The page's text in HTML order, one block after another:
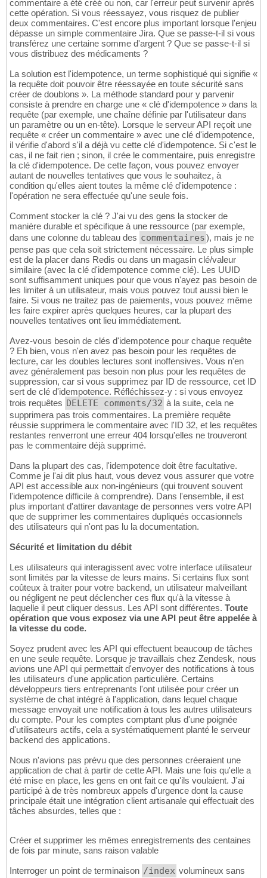
commentaire a été créé ou non, car l'erreur peut survenir après
cette opération. Si vous réessayez, vous risquez de publier
deux commentaires. C'est encore plus important lorsque l'enjeu
dépasse un simple commentaire Jira. Que se passe-t-il si vous
transférez une certaine somme d'argent ? Que se passe-t-il si
vous distribuez des médicaments ?
La solution est l'idempotence, un terme sophistiqué qui signifie «
la requête doit pouvoir être réessayée en toute sécurité sans
créer de doublons ». La méthode standard pour y parvenir
consiste à prendre en charge une « clé d'idempotence » dans la
requête (par exemple, une chaîne définie par l'utilisateur dans
un paramètre ou un en-tête). Lorsque le serveur API reçoit une
requête « créer un commentaire » avec une clé d'idempotence,
il vérifie d'abord s'il a déjà vu cette clé d'idempotence. Si c'est le
cas, il ne fait rien ; sinon, il crée le commentaire, puis enregistre
la clé d'idempotence. De cette façon, vous pouvez envoyer
autant de nouvelles tentatives que vous le souhaitez, à
condition qu'elles aient toutes la même clé d'idempotence :
l'opération ne sera effectuée qu'une seule fois.
Comment stocker la clé ? J'ai vu des gens la stocker de
manière durable et spécifique à une ressource (par exemple,
dans une colonne du tableau des commentaires), mais je ne
pense pas que cela soit strictement nécessaire. Le plus simple
est de la placer dans Redis ou dans un magasin clé/valeur
similaire (avec la clé d'idempotence comme clé). Les UUID
sont suffisamment uniques pour que vous n'ayez pas besoin de
les limiter à un utilisateur, mais vous pouvez tout aussi bien le
faire. Si vous ne traitez pas de paiements, vous pouvez même
les faire expirer après quelques heures, car la plupart des
nouvelles tentatives ont lieu immédiatement.
Avez-vous besoin de clés d'idempotence pour chaque requête
? Eh bien, vous n'en avez pas besoin pour les requêtes de
lecture, car les doubles lectures sont inoffensives. Vous n'en
avez généralement pas besoin non plus pour les requêtes de
suppression, car si vous supprimez par ID de ressource, cet ID
sert de clé d'idempotence. Réfléchissez-y : si vous envoyez
trois requêtes DELETE comments/32 à la suite, cela ne
supprimera pas trois commentaires. La première requête
réussie supprimera le commentaire avec l'ID 32, et les requêtes
restantes renverront une erreur 404 lorsqu'elles ne trouveront
pas le commentaire déjà supprimé.
Dans la plupart des cas, l'idempotence doit être facultative.
Comme je l'ai dit plus haut, vous devez vous assurer que votre
API est accessible aux non-ingénieurs (qui trouvent souvent
l'idempotence difficile à comprendre). Dans l'ensemble, il est
plus important d'attirer davantage de personnes vers votre API
que de supprimer les commentaires dupliqués occasionnels
des utilisateurs qui n'ont pas lu la documentation.
Sécurité et limitation du débit
Les utilisateurs qui interagissent avec votre interface utilisateur
sont limités par la vitesse de leurs mains. Si certains flux sont
coûteux à traiter pour votre backend, un utilisateur malveillant
ou négligent ne peut déclencher ces flux qu'à la vitesse à
laquelle il peut cliquer dessus. Les API sont différentes. Toute
opération que vous exposez via une API peut être appelée à
la vitesse du code.
Soyez prudent avec les API qui effectuent beaucoup de tâches
en une seule requête. Lorsque je travaillais chez Zendesk, nous
avions une API qui permettait d'envoyer des notifications à tous
les utilisateurs d'une application particulière. Certains
développeurs tiers entreprenants l'ont utilisée pour créer un
système de chat intégré à l'application, dans lequel chaque
message envoyait une notification à tous les autres utilisateurs
du compte. Pour les comptes comptant plus d'une poignée
d'utilisateurs actifs, cela a systématiquement planté le serveur
backend des applications.
Nous n'avions pas prévu que des personnes créeraient une
application de chat à partir de cette API. Mais une fois qu'elle a
été mise en place, les gens en ont fait ce qu'ils voulaient. J'ai
participé à de très nombreux appels d'urgence dont la cause
principale était une intégration client artisanale qui effectuait des
tâches absurdes, telles que :
Créer et supprimer les mêmes enregistrements des centaines
de fois par minute, sans raison valable
Interroger un point de terminaison /index volumineux sans